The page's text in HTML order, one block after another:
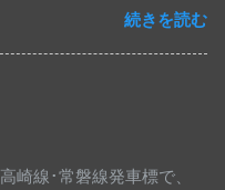
続きを読む
崎線･常磐線発車標で、